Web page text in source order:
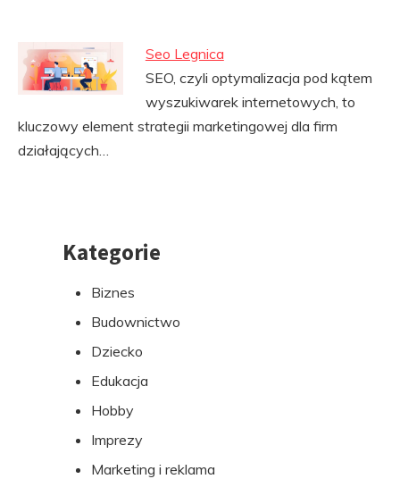
Seo Legnica
SEO, czyli optymalizacja pod kątem
wyszukiwarek internetowych, to
kluczowy element strategii marketingowej dla firm
działających…
PrzejdźKategorie
Biznes
Budownictwo
Dziecko
Edukacja
Hobby
Imprezy
Marketing i reklama